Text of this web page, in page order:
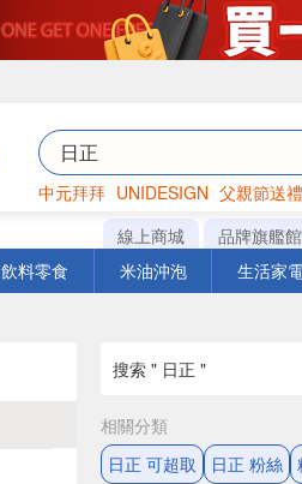
中元拜拜 UNIDESIGN 父親節送禮
巧克力 罐頭 衛生紙
線上商城 品牌旗艦館
飲料零食 米油沖泡 生活家
搜索 " 日正 "
相關分類
日正 可超取
日正 粉絲